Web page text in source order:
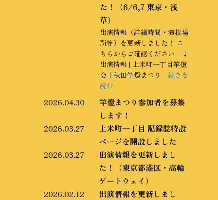
た！（6/6,7 東京・浅
草）
出演情報（詳細時間・演技場
所等）を更新しました！ こ
ちらからご確認ください ↓
出演情報 | 上米町一丁目竿燈
会｜秋田竿燈まつり 続きを
読む
2026.04.30
竿燈まつり参加者を募集
します！
2026.03.27
上米町一丁目 記録誌特設
ページを開設しました
2026.03.27
出演情報を更新しまし
た！（東京都港区・高輪
ゲートウェイ）
2026.02.12
出演情報を更新しまし